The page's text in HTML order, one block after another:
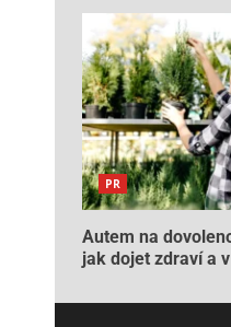
PR
Autem na
jak dojet zdraví a